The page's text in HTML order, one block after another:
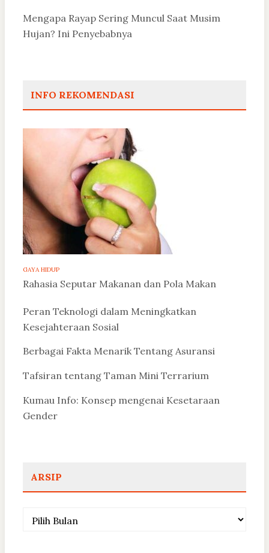
Mengapa Rayap Sering Muncul Saat Musim
Hujan? Ini Penyebabnya
INFO REKOMENDASI
GAYA HIDUP
Rahasia Seputar Makanan dan Pola Makan
Peran Teknologi dalam Meningkatkan
Kesejahteraan Sosial
Berbagai Fakta Menarik Tentang Asuransi
Tafsiran tentang Taman Mini Terrarium
Kumau Info: Konsep mengenai Kesetaraan
Gender
ARSIP
Arsip